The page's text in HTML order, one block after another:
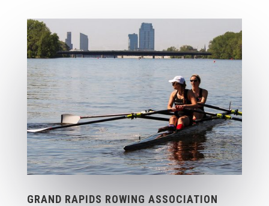
GRAND RAPIDS ROWING ASSOCIATION